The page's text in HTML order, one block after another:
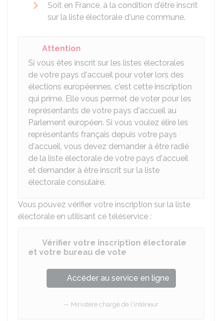
Soit en France, à la condition d'être inscrit
sur la liste électorale d'une commune.
Attention
Si vous êtes inscrit sur les listes électorales
de votre pays d'accueil pour voter lors des
élections européennes, c'est cette inscription
qui prime. Elle vous permet de voter pour les
représentants de votre pays d'accueil au
Parlement européen. Si vous voulez élire les
représentants français depuis votre pays
d'accueil, vous devez demander à être radié
de la liste électorale de votre pays d'accueil
et demander à être inscrit sur la liste
électorale consulaire.
Vous pouvez vérifier votre inscription sur la liste
électorale en utilisant ce téléservice :
Vérifier votre inscription électorale
et votre bureau de vote
Accéder au service en ligne
Ministère chargé de l'intérieur